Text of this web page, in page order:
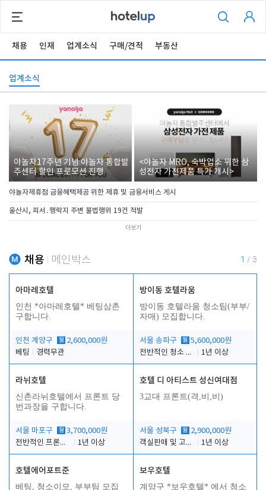
채용 인재 업계소식 구매/견적 부동산
업계소식
야놀자17주년 기념 야놀자 통합발
주센터 할인 프로모션 진행
<야놀자 MRO, 숙박업소 위한 삼
성전자 가전제품 특가 개시>
야놀자제휴점 금융혜택제공 위한 제휴 및 금융서비스 게시
울산시, 피서․행락지 주변 불법행위 19건 적발
더보기
채용 메인박스 1 / 3
아마레호텔
인천 *아마레호텔* 베팅삼촌
구합니다.
인천 계양구 월 2,600,000원
베팅
경력무관
방이동 호텔라움
방이동 호텔라움 청소팀(부부/
자매) 모집합니다.
서울 송파구 월 5,600,000원
전반적인 청소 업무(객실청소.객실정리)
1년 이상
라뉘호텔
신촌라뉘호텔에서 프론트 당
번과장을 구합니다.
서울 마포구 월 3,700,000원
전반적인 프론트 당번업무
1년 이상
호텔 디 아티스트 성신여대점
3교대 프론트(격,비,비)
서울 성북구 월 2,900,000원
객실판매 및 고객응대
1년 이상
호텔에어포트준
베팅, 청소이모, 부부팀 모집
보우호텔
계양구 *보우호텔* 에서 청소